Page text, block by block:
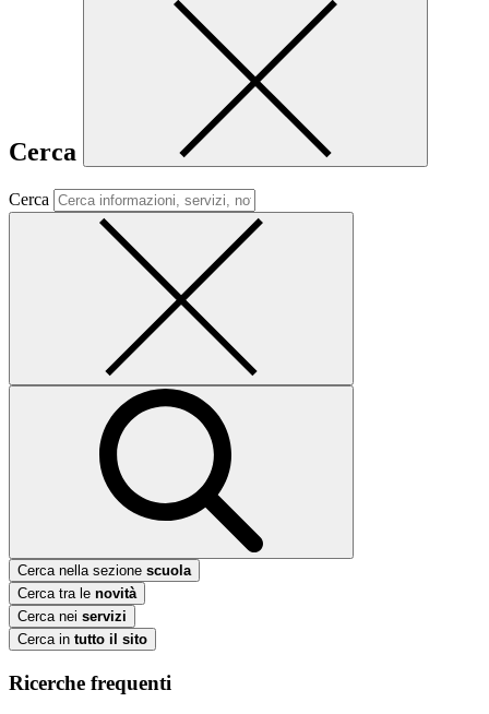
Cerca
Cerca
Cerca nella sezione scuola
Cerca tra le novità
Cerca nei servizi
Cerca in tutto il sito
Ricerche frequenti